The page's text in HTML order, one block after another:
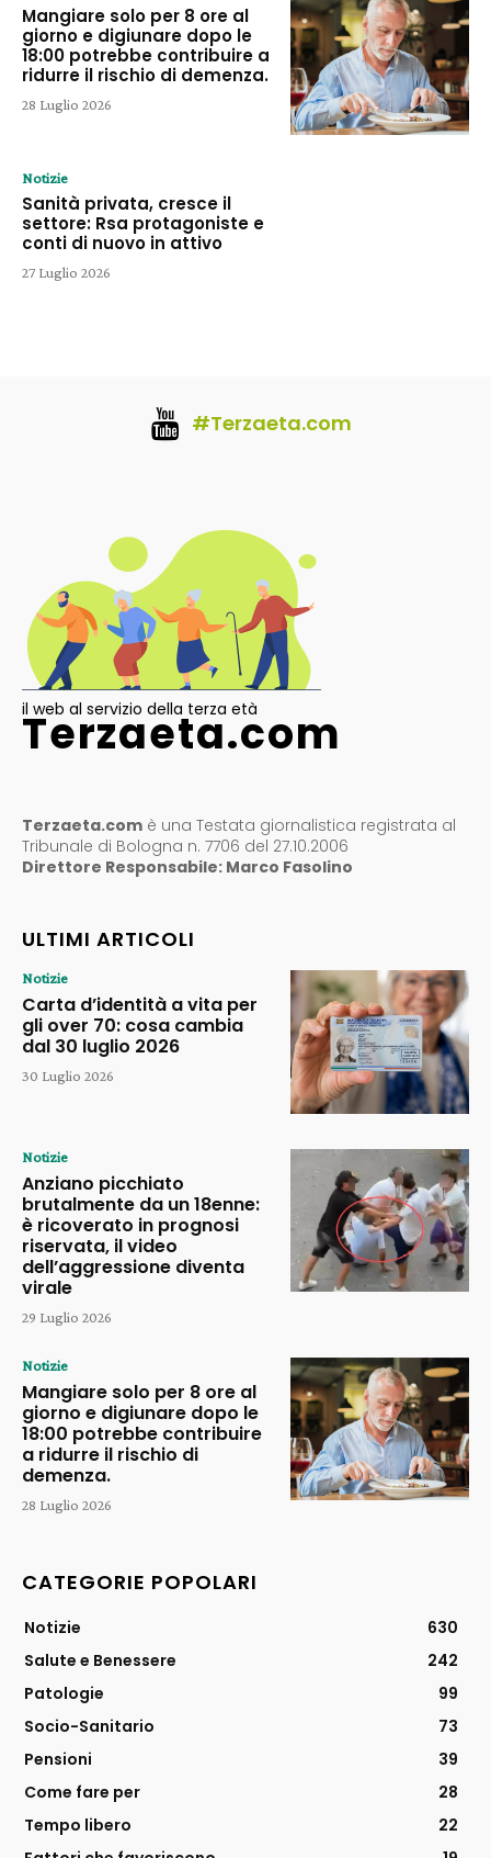
Mangiare solo per 8 ore al
giorno e digiunare dopo le
18:00 potrebbe contribuire a
ridurre il rischio di demenza.
28 Luglio 2026
Notizie
Sanità privata, cresce il
settore: Rsa protagoniste e
conti di nuovo in attivo
27 Luglio 2026
#Terzaeta.com
il web al servizio della terza età
Terzaeta.com
Terzaeta.com è una Testata giornalistica registrata al
Tribunale di Bologna n. 7706 del 27.10.2006
Direttore Responsabile: Marco Fasolino
ULTIMI ARTICOLI
Notizie
Carta d’identità a vita per
gli over 70: cosa cambia
dal 30 luglio 2026
30 Luglio 2026
Notizie
Anziano picchiato
brutalmente da un 18enne:
è ricoverato in prognosi
riservata, il video
dell’aggressione diventa
virale
29 Luglio 2026
Notizie
Mangiare solo per 8 ore al
giorno e digiunare dopo le
18:00 potrebbe contribuire
a ridurre il rischio di
demenza.
28 Luglio 2026
CATEGORIE POPOLARI
Notizie
630
Salute e Benessere
242
Patologie
99
Socio-Sanitario
73
Pensioni
39
Come fare per
28
Tempo libero
22